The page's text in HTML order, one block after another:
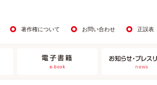
著作権について お問い合わせ 正誤表